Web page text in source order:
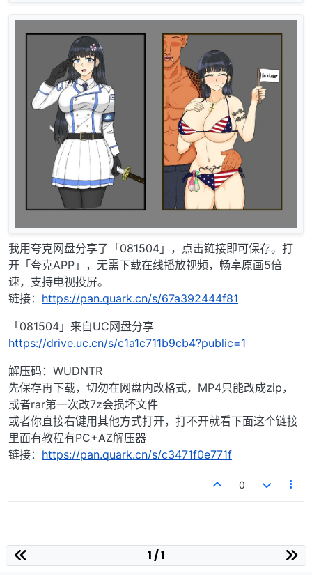
我用夸克网盘分享了「081504」，点击链接即可保存。打
开「夸克APP」，无需下载在线播放视频，畅享原画5倍
速，支持电视投屏。
链接： https://pan.quark.cn/s/67a392444f81
「081504」来自UC网盘分享
https://drive.uc.cn/s/c1a1c711b9cb4?public=1
解压码：WUDNTR
先保存再下载，切勿在网盘内改格式，MP4只能改成zip，
或者rar第一次改7z会损坏文件
或者你直接右键用其他方式打开，打不开就看下面这个链接
里面有教程有PC+AZ解压器
链接： https://pan.quark.cn/s/c3471f0e771f
0
1 / 1